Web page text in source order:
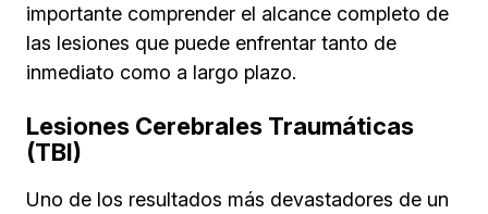
importante comprender el alcance completo de
las lesiones que puede enfrentar tanto de
inmediato como a largo plazo.
Lesiones Cerebrales Traumáticas
(TBI)
Uno de los resultados más devastadores de un